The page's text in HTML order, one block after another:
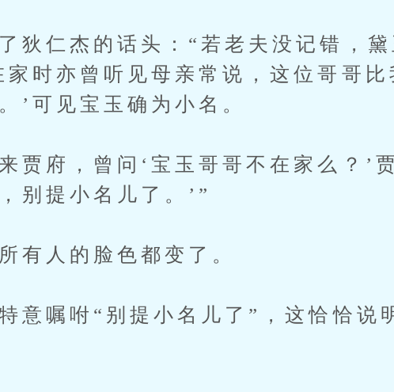
狄仁杰的话头：“若老夫没记错，
家时亦曾听见母亲常说，这位哥哥比
’可见宝玉确为小名。
贾府，曾问‘宝玉哥哥不在家么？’
别提小名儿了。’”
有人的脸色都变了。
意嘱咐“别提小名儿了”，这恰恰说